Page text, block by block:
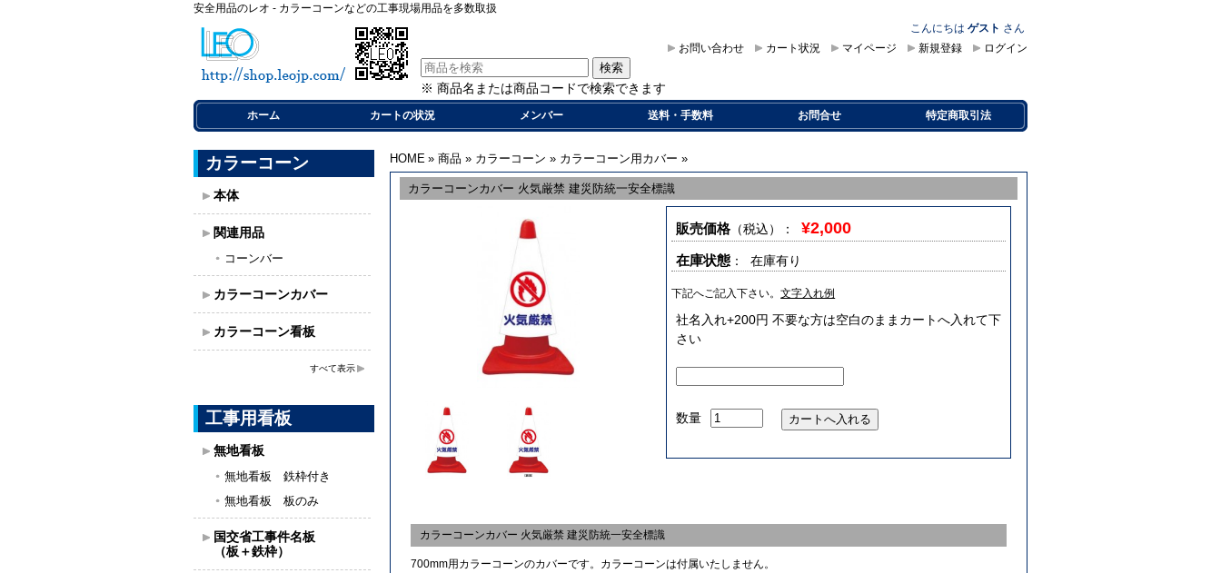
安全用品のレオ - カラーコーンなどの工事現場用品を多数取扱
こんにちは ゲスト さん
ログイン
新規登録
マイページ
カート状況
お問い合わせ
※ 商品名または商品コードで検索できます
ホーム カートの状況 メンバー 送料・手数料 お問合せ 特定商取引法
カラーコーン
本体
関連用品
コーンバー
カラーコーンカバー
カラーコーン看板
すべて表示
工事用看板
無地看板
無地看板 鉄枠付き
無地看板 板のみ
国交省工事件名板
（板＋鉄枠）
HOME » 商品 » カラーコーン » カラーコーン用カバー »
カラーコーンカバー 火気厳禁 建災防統一安全標識
販売価格 （税込） ：¥2,000
在庫状態 ： 在庫有り
下記へご記入下さい。文字入れ例
社名入れ+200円 不要な方は空白のままカートへ入れて下
さい
数量
カラーコーンカバー 火気厳禁 建災防統一安全標識
700mm用カラーコーンのカバーです。カラーコーンは付属いたしません。